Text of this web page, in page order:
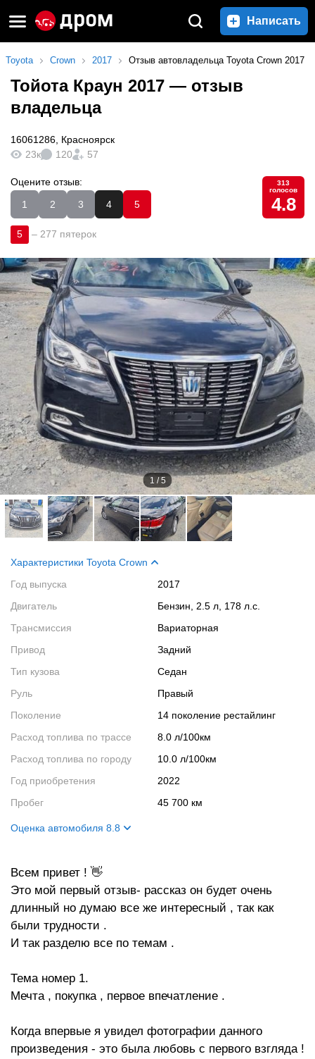
Написать
Toyota Crown 2017 Отзыв автовладельца Toyota Crown 2017
Тойота Краун 2017 — отзыв
владельца
16061286 Красноярск
23к
120 57
Оцените отзыв:
1
2 3 4 5
313
голосов
4.8
5 – 277 пятерок
1 /5
Характеристики Toyota Crown
Год выпуска
2017
Двигатель
Бензин, 2.5 л, 178 л.с.
Трансмиссия
Вариаторная
Привод
Задний
Тип кузова
Седан
Руль
Правый
Поколение
14 поколение рестайлинг
Расход топлива по трассе
8.0 л/100км
Расход топлива по городу
10.0 л/100км
Год приобретения
2022
Пробег
45 700 км
Оценка автомобиля 8.8
Салон
Двигатель
7
Ходовые качества
8
Всем привет ! 👋
Это мой первый отзыв- рассказ он будет очень
длинный но думаю все же интересный , так как
были трудности .
И так разделю все по темам .
Тема номер 1.
Мечта , покупка , первое впечатление .
Когда впервые я увидел фотографии данного
произведения - это была любовь с первого взгляда !